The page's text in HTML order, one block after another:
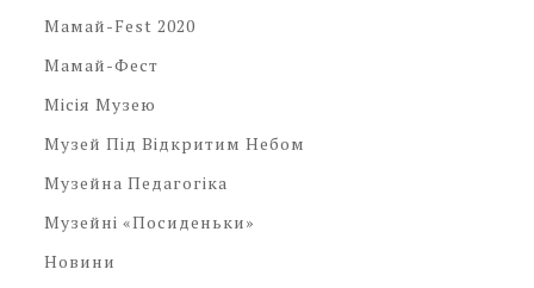
Мамай-Fest 2020
Мамай-Фест
Місія Музею
Музей Під Відкритим Небом
Музейна Педагогіка
Музейні «посиденьки»
Новини